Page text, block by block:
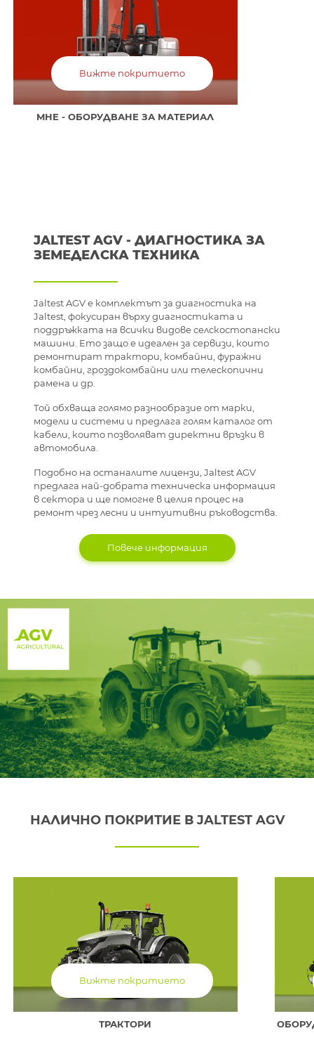
Вижте покритието
MHE - ОБОРУДВАНЕ ЗА МАТЕРИАЛ
JALTEST AGV - ДИАГНОСТИКА ЗА
ЗЕМЕДЕЛСКА ТЕХНИКА
Jaltest AGV е комплектът за диагностика на
Jaltest, фокусиран върху диагностиката и
поддръжката на всички видове селскостопански
машини. Ето защо е идеален за сервизи, които
ремонтират трактори, комбайни, фуражни
комбайни, гроздокомбайни или телескопични
рамена и др.
Той обхваща голямо разнообразие от марки,
модели и системи и предлага голям каталог от
кабели, които позволяват директни връзки в
автомобила.
Подобно на останалите лицензи, Jaltest AGV
предлага най-добрата техническа информация
в сектора и ще помогне в целия процес на
ремонт чрез лесни и интуитивни ръководства.
Повече информация
НАЛИЧНО ПОКРИТИЕ В JALTEST AGV
Вижте покритието
ТРАКТОРИ